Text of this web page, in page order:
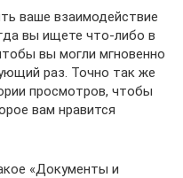
ваше взаимодействие
вы ищете что-либо в
вы могли мгновенно
раз. Точно так же
просмотров, чтобы
вам нравится
«Документы и